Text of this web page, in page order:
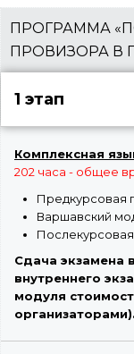
ПРОГРАММА
ПРОВИЗОРА В
1 этап
Комплексная
202 часа - общее
Предкурсовая
Варшавский
Послекурсовая
Сдача экзамена
внутреннего
модуля
организаторами).